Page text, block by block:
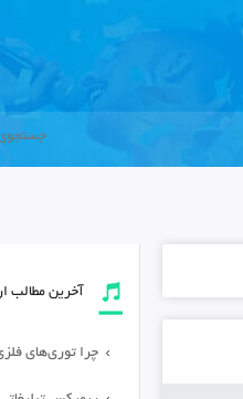
آخرین مطالب
چرا توری‌های